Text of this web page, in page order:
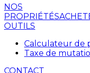
NOS
PROPRIÉTÉS
OUTILS
Calculateur de
Taxe de
CONTACT